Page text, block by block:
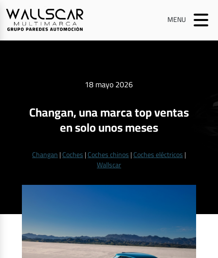
MENU
18 mayo 2026
Changan, una marca top ventas
en solo unos meses
Changan|Coches|Coches chinos|Coches eléctricos|
Wallscar